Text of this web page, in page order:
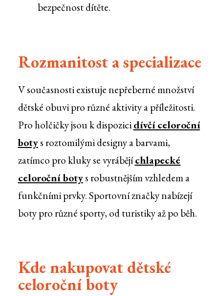
bezpečnost dítěte.
Rozmanitost a specializace
V současnosti existuje nepřeberné množství
dětské obuvi pro různé aktivity a příležitosti.
Pro holčičky jsou k dispozicidívčí celoroční
botys roztomilými designy a barvami,
zatímco pro kluky se vyrábějíchlapecké
celoroční botys robustnějším vzhledem a
funkčními prvky. Sportovní značky nabízejí
boty pro různé sporty, od turistiky až po běh.
Kde nakupovat dětské
celoroční boty